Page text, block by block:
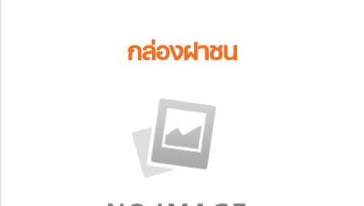
กล่องฝาชน